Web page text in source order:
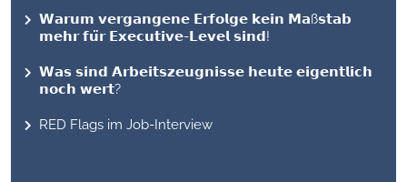
𝗪𝗮𝗿𝘂𝗺 𝘃𝗲𝗿𝗴𝗮𝗻𝗴𝗲𝗻𝗲 𝗘𝗿𝗳𝗼𝗹𝗴𝗲 𝗸𝗲𝗶𝗻 𝗠𝗮ß𝘀𝘁𝗮𝗯
𝗺𝗲𝗵𝗿 𝗳𝘂̈𝗿 𝗘𝘅𝗲𝗰𝘂𝘁𝗶𝘃𝗲-𝗟𝗲𝘃𝗲𝗹 𝘀𝗶𝗻𝗱!
𝗪𝗮𝘀 𝘀𝗶𝗻𝗱 𝗔𝗿𝗯𝗲𝗶𝘁𝘀𝘇𝗲𝘂𝗴𝗻𝗶𝘀𝘀𝗲 𝗵𝗲𝘂𝘁𝗲 𝗲𝗶𝗴𝗲𝗻𝘁𝗹𝗶𝗰𝗵
𝗻𝗼𝗰𝗵 𝘄𝗲𝗿𝘁?
RED Flags im Job-Interview